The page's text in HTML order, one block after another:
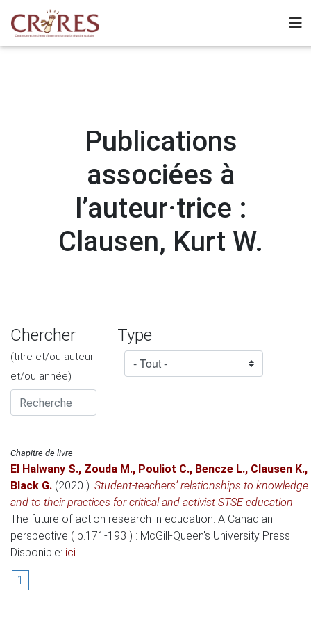
Publications
associées à
l’auteur·trice :
Clausen, Kurt W.
Chercher
(titre et/ou auteur
et/ou année)
Type
Chapitre de livre
El Halwany S., Zouda M., Pouliot C., Bencze L., Clausen K.,
Black G. (2020 ). Student-teachers’ relationships to knowledge
and to their practices for critical and activist STSE education.
The future of action research in education: A Canadian
perspective ( p.171-193 ) : McGill-Queen's University Press .
Disponible: ici
1